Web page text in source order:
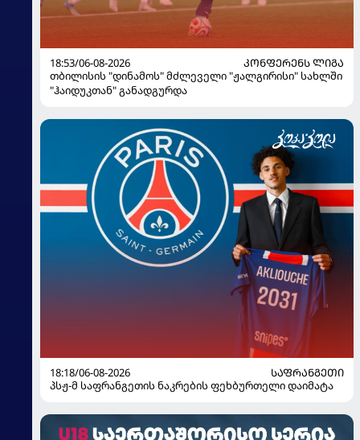
18:53/06-08-2026
ᲙᲝᲜᲤᲔᲠᲔᲜᲡ ᲚᲘᲒᲐ
თბილისის "დინამოს" მძლეველი "ჟალგირისი" სახლში
"ჰაიდუკთან" განადგურდა
18:18/06-08-2026
ᲡᲐᲤᲠᲐᲜᲒᲔᲗᲘ
პსჟ-მ საფრანგეთის ნაკრების ფეხბურთელი დაიმატა